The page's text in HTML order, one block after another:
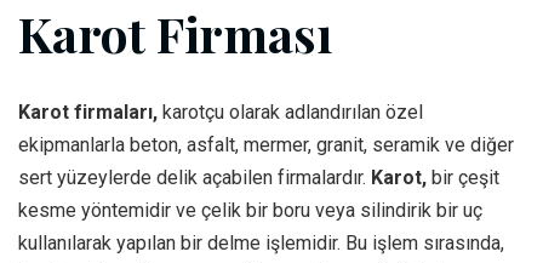
Karot Firması
Karot firmaları, karotçu olarak adlandırılan özel
ekipmanlarla beton, asfalt, mermer, granit, seramik ve diğer
sert yüzeylerde delik açabilen firmalardır. Karot, bir çeşit
kesme yöntemidir ve çelik bir boru veya silindirik bir uç
kullanılarak yapılan bir delme işlemidir. Bu işlem sırasında,